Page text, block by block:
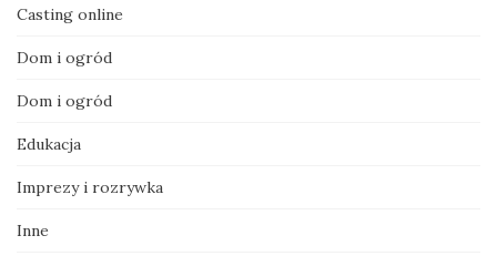
Casting online
Dom i ogród
Dom i ogród
Edukacja
Imprezy i rozrywka
Inne